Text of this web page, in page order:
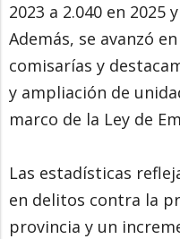
2023 a 2.040 en 2025
Además, se avanzó
comisarías y
y ampliación de
marco de la Ley de
Las estadísticas
en delitos contra la
provincia y un